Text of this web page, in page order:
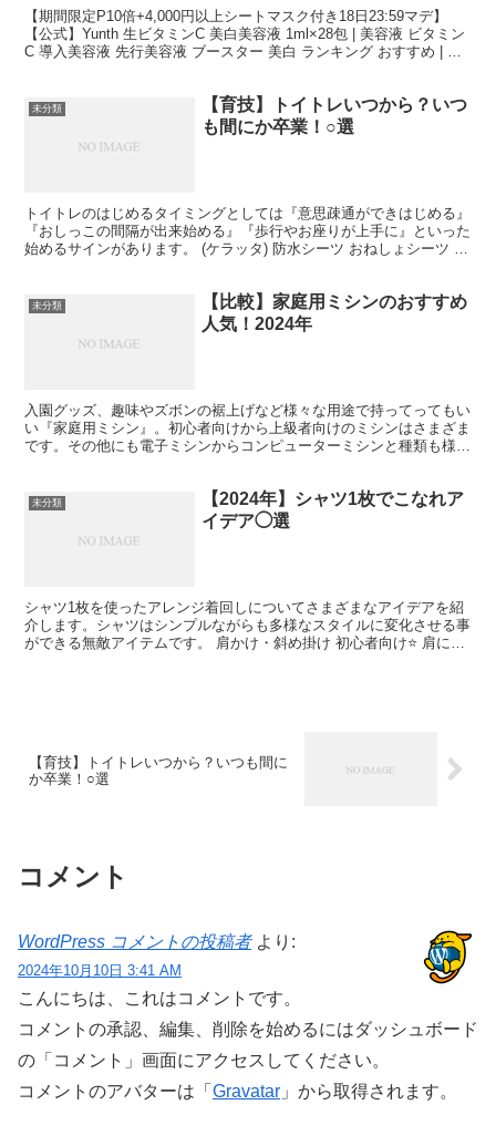
【期間限定P10倍+4,000円以上シートマスク付き18日23:59マデ】
【公式】Yunth 生ビタミンC 美白美容液 1ml×28包 | 美容液 ビタミン
C 導入美容液 先行美容液 ブースター 美白 ランキング おすすめ | ユ
未分類
【育技】トイトレいつから？いつ
も間にか卒業！○選
トイトレのはじめるタイミングとしては『意思疎通ができはじめる』
『おしっこの間隔が出来始める』『歩行やお座りが上手に』といった
始めるサインがあります。 (ケラッタ) 防水シーツ おねしょシーツ 防
未分類
【比較】家庭用ミシンのおすすめ
人気！2024年
入園グッズ、趣味やズボンの裾上げなど様々な用途で持ってってもい
い『家庭用ミシン』。初心者向けから上級者向けのミシンはさまざま
です。その他にも電子ミシンからコンピューターミシンと種類も様々
未分類
【2024年】シャツ1枚でこなれア
イデア◯選
シャツ1枚を使ったアレンジ着回しについてさまざまなアイデアを紹
介します。シャツはシンプルながらも多様なスタイルに変化させる事
ができる無敵アイテムです。 肩かけ・斜め掛け 初心者向け⭐️ 肩にか
【育技】トイトレいつから？いつも間に
か卒業！○選
コメント
WordPress コメントの投稿者 より:
2024年10月10日 3:41 AM
こんにちは、これはコメントです。
コメントの承認、編集、削除を始めるにはダッシュボード
の「コメント」画面にアクセスしてください。
コメントのアバターは「 Gravatar 」から取得されます。